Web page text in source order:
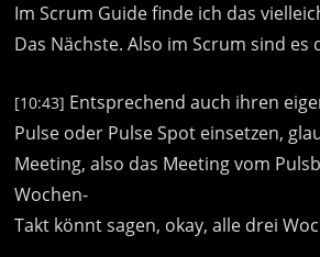
Im Scrum Guide finde ich das
Das Nächste. Also im Scrum sind es
[10:43] Entsprechend auch ihren
Pulse oder Pulse Spot einsetzen,
Meeting, also das Meeting vom
Wochen-
Takt könnt sagen, okay, alle drei